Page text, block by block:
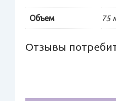
Объем 75
Отзывы